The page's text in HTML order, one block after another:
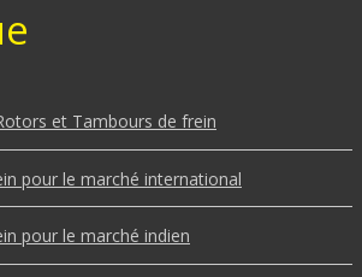
et Tambours de frein
pour le marché international
pour le marché indien